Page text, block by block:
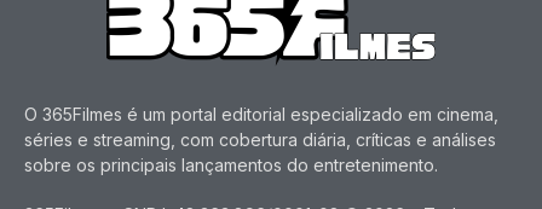
O 365Filmes é um portal editorial especializado em cinema,
séries e streaming, com cobertura diária, críticas e análises
sobre os principais lançamentos do entretenimento.